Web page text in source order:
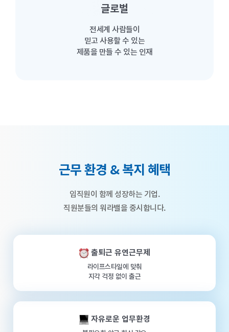
글로벌
전세계 사람들이
믿고 사용할 수 있는
제품을 만들 수 있는 인재
근무 환경 & 복지 혜택
임직원이 함께 성장하는 기업.
직원분들의 워라밸을 중시합니다.
출퇴근 유연근무제
라이프스타일에 맞춰
지각 걱정 없이 출근
자유로운 업무환경